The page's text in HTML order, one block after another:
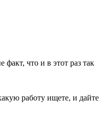
что и в этот раз так
работу ищете, и дайте